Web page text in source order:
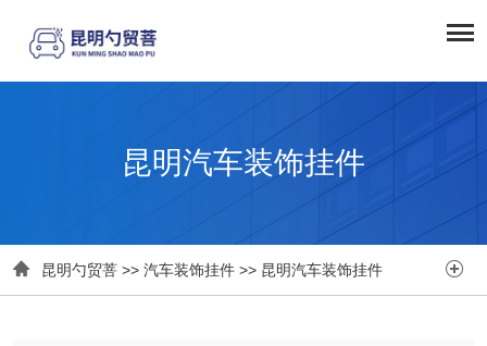
昆明汽车装饰挂件
 昆明勺贸菩 >> 汽车装饰挂件 >> 昆明汽车装饰挂件 